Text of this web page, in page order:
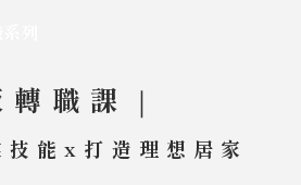
職課｜
技能x打造理想居家